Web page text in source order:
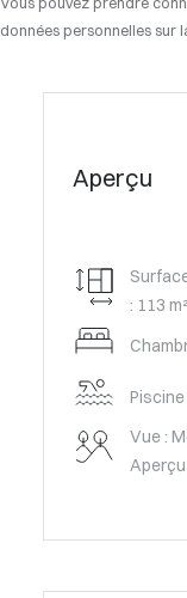
données personnelles sur
Aperçu
: 113 m²
Piscine
Vue :
Aperçu